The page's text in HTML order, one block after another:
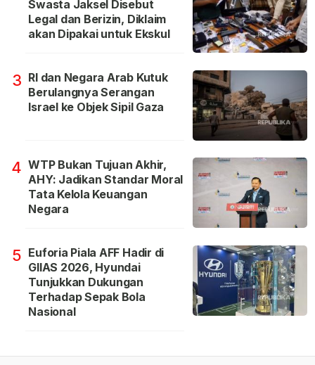
Swasta Jaksel Disebut
Legal dan Berizin, Diklaim
akan Dipakai untuk Ekskul
3 RI dan Negara Arab Kutuk
Berulangnya Serangan
Israel ke Objek Sipil Gaza
4 WTP Bukan Tujuan Akhir,
AHY: Jadikan Standar Moral
Tata Kelola Keuangan
Negara
5 Euforia Piala AFF Hadir di
GIIAS 2026, Hyundai
Tunjukkan Dukungan
Terhadap Sepak Bola
Nasional